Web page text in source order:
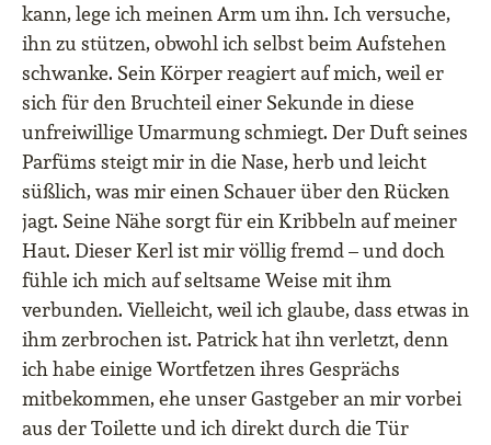
kann, lege ich meinen Arm um ihn. Ich versuche,
ihn zu stützen, obwohl ich selbst beim Aufstehen
schwanke. Sein Körper reagiert auf mich, weil er
sich für den Bruchteil einer Sekunde in diese
unfreiwillige Umarmung schmiegt. Der Duft seines
Parfüms steigt mir in die Nase, herb und leicht
süßlich, was mir einen Schauer über den Rücken
jagt. Seine Nähe sorgt für ein Kribbeln auf meiner
Haut. Dieser Kerl ist mir völlig fremd – und doch
fühle ich mich auf seltsame Weise mit ihm
verbunden. Vielleicht, weil ich glaube, dass etwas in
ihm zerbrochen ist. Patrick hat ihn verletzt, denn
ich habe einige Wortfetzen ihres Gesprächs
mitbekommen, ehe unser Gastgeber an mir vorbei
aus der Toilette und ich direkt durch die Tür